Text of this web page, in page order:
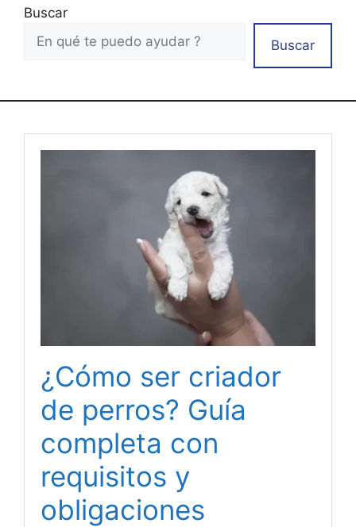
Buscar
Buscar
¿Cómo ser criador
de perros? Guía
completa con
requisitos y
obligaciones